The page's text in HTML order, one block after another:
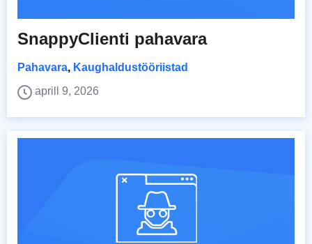
SnappyClienti pahavara
Pahavara, Kaughaldustööriistad
aprill 9, 2026